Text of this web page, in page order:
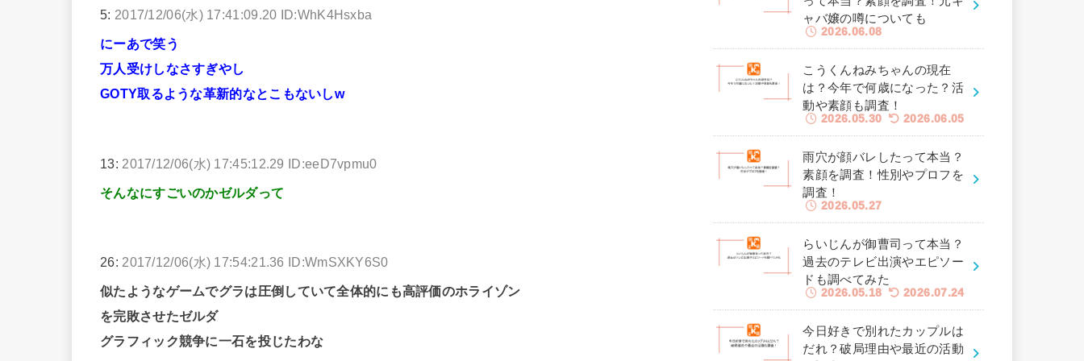
5: 2017/12/06(水) 17:41:09.20 ID:WhK4Hsxba
にーあで笑う
万人受けしなさすぎやし
GOTY取るような革新的なとこもないしw
13: 2017/12/06(水) 17:45:12.29 ID:eeD7vpmu0
そんなにすごいのかゼルダって
26: 2017/12/06(水) 17:54:21.36 ID:WmSXKY6S0
似たようなゲームでグラは圧倒していて全体的にも高評価のホライゾン
を完敗させたゼルダ
グラフィック競争に一石を投じたわな
ャバ嬢の噂についても
2026.06.08
こうくんねみちゃんの現在
は？今年で何歳になった？活
動や素顔も調査！
2026.05.30 2026.06.05
雨穴が顔バレしたって本当？
素顔を調査！性別やプロフを
調査！
2026.05.27
らいじんが御曹司って本当？
過去のテレビ出演やエピソー
ドも調べてみた
2026.05.18 2026.07.24
今日好きで別れたカップルは
だれ？破局理由や最近の活動